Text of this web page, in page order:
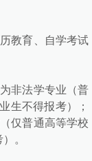
教育、自学考试
非法学专业（普
生不得报考）；
仅普通高等学校
。